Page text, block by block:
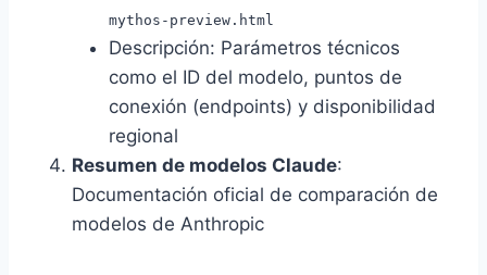
mythos-preview.html
Descripción: Parámetros técnicos
como el ID del modelo, puntos de
conexión (endpoints) y disponibilidad
regional
Resumen de modelos Claude:
Documentación oficial de comparación de
modelos de Anthropic